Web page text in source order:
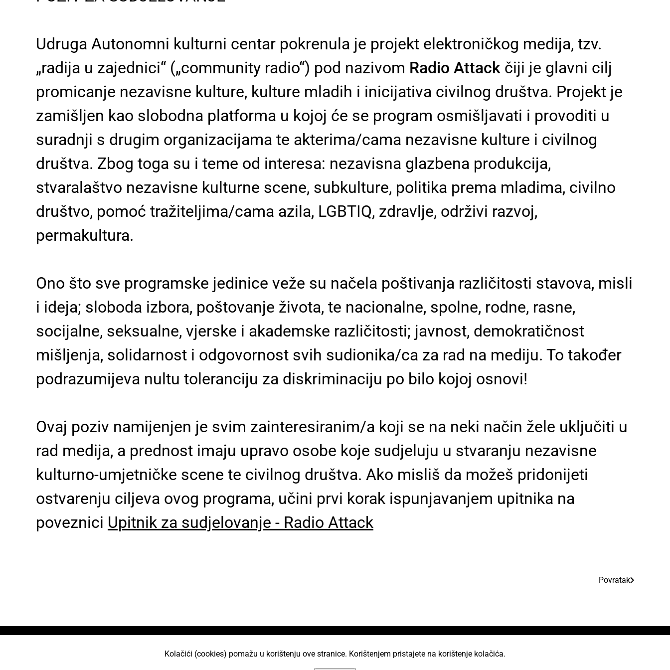
Udruga Autonomni kulturni centar pokrenula je projekt elektroničkog medija, tzv.
„radija u zajednici“ („community radio“) pod nazivom Radio Attack čiji je glavni cilj
promicanje nezavisne kulture, kulture mladih i inicijativa civilnog društva. Projekt je
zamišljen kao slobodna platforma u kojoj će se program osmišljavati i provoditi u
suradnji s drugim organizacijama te akterima/cama nezavisne kulture i civilnog
društva. Zbog toga su i teme od interesa: nezavisna glazbena produkcija,
stvaralaštvo nezavisne kulturne scene, subkulture, politika prema mladima, civilno
društvo, pomoć tražiteljima/cama azila, LGBTIQ, zdravlje, održivi razvoj,
permakultura.
Ono što sve programske jedinice veže su načela poštivanja različitosti stavova, misli
i ideja; sloboda izbora, poštovanje života, te nacionalne, spolne, rodne, rasne,
socijalne, seksualne, vjerske i akademske različitosti; javnost, demokratičnost
mišljenja, solidarnost i odgovornost svih sudionika/ca za rad na mediju. To također
podrazumijeva nultu toleranciju za diskriminaciju po bilo kojoj osnovi!
Ovaj poziv namijenjen je svim zainteresiranim/a koji se na neki način žele uključiti u
rad medija, a prednost imaju upravo osobe koje sudjeluju u stvaranju nezavisne
kulturno-umjetničke scene te civilnog društva. Ako misliš da možeš pridonijeti
ostvarenju ciljeva ovog programa, učini prvi korak ispunjavanjem upitnika na
poveznici Upitnik za sudjelovanje - Radio Attack
Povratak
Učlani seProjekti
Kolačići (cookies) pomažu u korištenju ove stranice. Korištenjem pristajete na korištenje kolačića.